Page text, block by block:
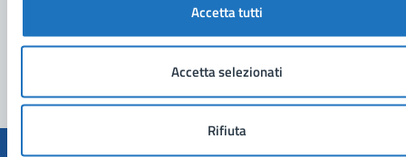
Accetta tutti
Accetta selezionati
Rifiuta
Segnala disservizio